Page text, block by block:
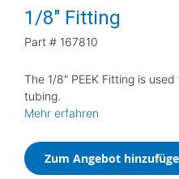
1/8" Fitting
Part # 167810
The 1/8" PEEK Fitting is
tubing.
Mehr erfahren
Zum Angebot